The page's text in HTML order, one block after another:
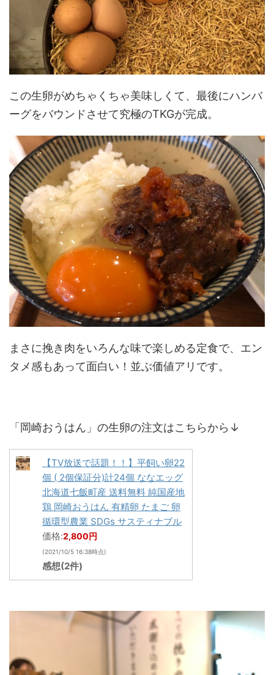
この生卵がめちゃくちゃ美味しくて、最後にハンバ
ーグをバウンドさせて究極のTKGが完成。
まさに挽き肉をいろんな味で楽しめる定食で、エン
タメ感もあって面白い！並ぶ価値アリです。
「岡崎おうはん」の生卵の注文はこちらから↓
【TV放送で話題！！】平飼い卵22
個 ( 2個保証分)計24個 ななエッグ
北海道七飯町産 送料無料 純国産地
鶏 岡崎おうはん 有精卵 たまご 卵
循環型農業 SDGs サスティナブル
価格:2,800円
(2021/10/5 16:38時点)
感想(2件)